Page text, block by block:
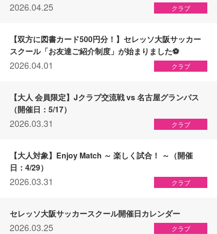
2026.04.25 クラブ
2026.04.01 クラブ
【双方に図書カード500円分！】セレッソ大阪サッカー
スクール「お友達ご紹介制度」が始まりました⚽️
2026.03.31 クラブ
【大人 会員限定】Jクラブ交流戦 vs 名古屋グランパス
（開催日：5/17）
2026.03.31 クラブ
【大人対象】Enjoy Match ～ 楽しく試合！ ～（開催
日：4/29）
2026.03.25 クラブ
セレッソ大阪サッカースクール開催日カレンダー